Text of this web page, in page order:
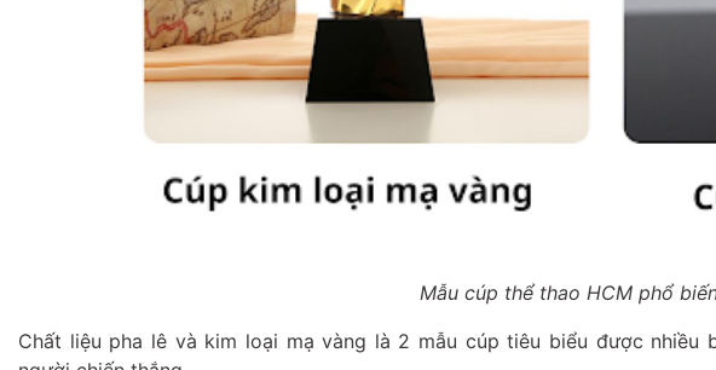
Mẫu cúp thể thao HCM phổ
Chất liệu pha lê và kim loại mạ vàng là 2 mẫu cúp tiêu biểu được